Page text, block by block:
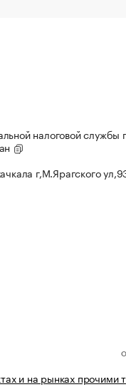
налоговой службы
г,М.Ярагского
и на рынках прочими